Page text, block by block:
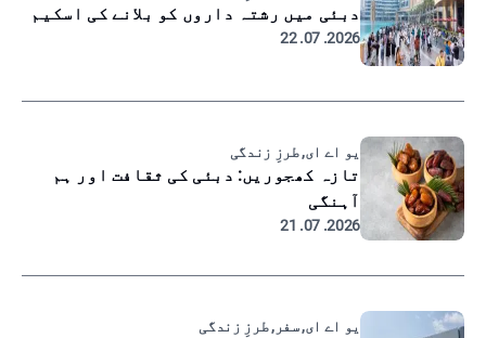
دبئی میں رشتہ داروں کو بلانے کی اسکیم
2026. 07. 22
یو اے ای, طرزِ زندگی
تازہ کھجوریں: دبئی کی ثقافت اور ہم
آہنگی
2026. 07. 21
یو اے ای, سفر, طرزِ زندگی